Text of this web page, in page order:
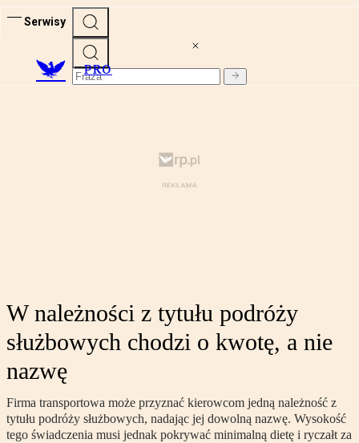
Serwisy
PRO
W należności z tytułu podróży
służbowych chodzi o kwotę, a nie
nazwę
Firma transportowa może przyznać kierowcom jedną należność z
tytułu podróży służbowych, nadając jej dowolną nazwę. Wysokość
tego świadczenia musi jednak pokrywać minimalną dietę i ryczałt za